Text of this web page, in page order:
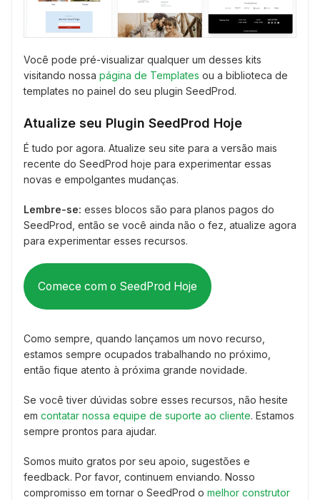
Você pode pré-visualizar qualquer um desses kits
visitando nossa página de Templates ou a biblioteca de
templates no painel do seu plugin SeedProd.
Atualize seu Plugin SeedProd Hoje
É tudo por agora. Atualize seu site para a versão mais
recente do SeedProd hoje para experimentar essas
novas e empolgantes mudanças.
Lembre-se: esses blocos são para planos pagos do
SeedProd, então se você ainda não o fez, atualize agora
para experimentar esses recursos.
Comece com o SeedProd Hoje
Como sempre, quando lançamos um novo recurso,
estamos sempre ocupados trabalhando no próximo,
então fique atento à próxima grande novidade.
Se você tiver dúvidas sobre esses recursos, não hesite
em contatar nossa equipe de suporte ao cliente. Estamos
sempre prontos para ajudar.
Somos muito gratos por seu apoio, sugestões e
feedback. Por favor, continuem enviando. Nosso
compromisso em tornar o SeedProd o melhor construtor